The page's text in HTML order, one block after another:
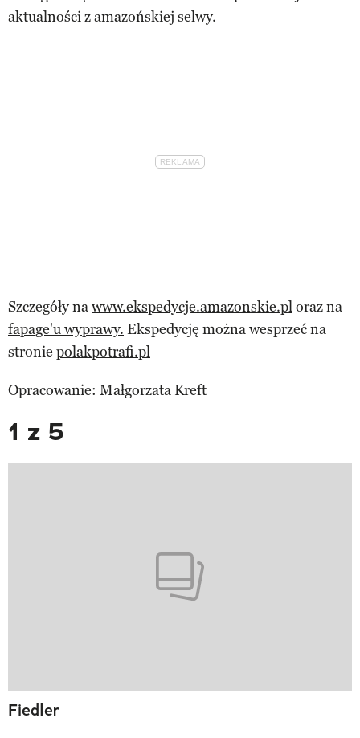
aktualności z amazońskiej selwy.
Szczegóły nawww.ekspedycje.amazonskie.ploraz na
fapage'u wyprawy. Ekspedycję można wesprzeć na
stronie polakpotrafi.pl
Opracowanie: Małgorzata Kreft
1 z 5
Fiedler